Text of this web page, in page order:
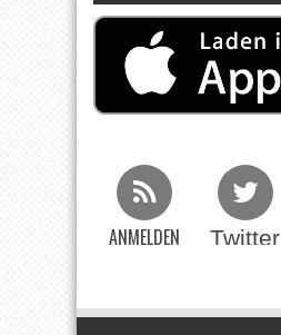
ANMELDEN Twitter